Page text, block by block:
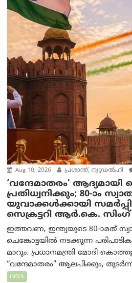
Aug 10, 2026 പ്രശാന്ത്, ന്യൂഡല്‍ഹി
‘വന്ദേമാതരം’ ആദ്യമായി
പ്രതിധ്വനിക്കും; 80-ാം
യുവാക്കൾക്കായി
സെക്രട്ടറി ആർ.കെ. സിംഗ്
ഇത്തവണ, ഇന്ത്യയുടെ 80-ാമത്
ചെങ്കോട്ടയിൽ നടക്കുന്ന
മാറും. പ്രധാനമന്ത്രി മോദി
“വന്ദേമാതരം” ആലപിക്കും,
INDIA